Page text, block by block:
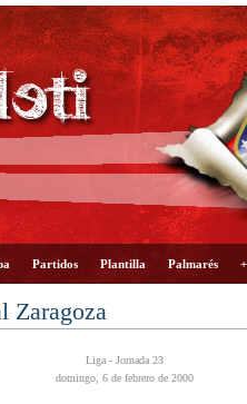
Partidos Plantilla Palmarés
Zaragoza
Liga - Jornada 23
domingo, 6 de febrero de 2000